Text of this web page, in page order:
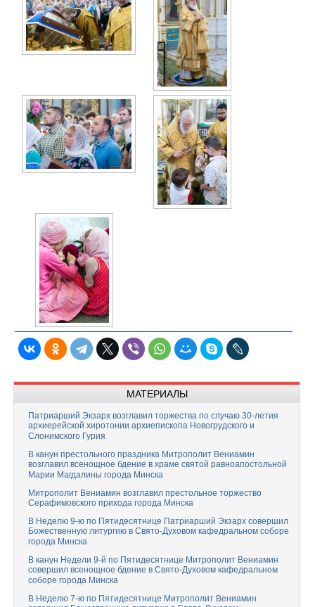
МАТЕРИАЛЫ
Патриарший Экзарх возглавил торжества по случаю 30-летия
архиерейской хиротонии архиепископа Новогрудского и
Слонимского Гурия
В канун престольного праздника Митрополит Вениамин
возглавил всенощное бдение в храме святой равноапостольной
Марии Магдалины города Минска
Митрополит Вениамин возглавил престольное торжество
Серафимовского прихода города Минска
В Неделю 9-ю по Пятидесятнице Патриарший Экзарх совершил
Божественную литургию в Свято-Духовом кафедральном соборе
города Минска
В канун Недели 9-й по Пятидесятнице Митрополит Вениамин
совершил всенощное бдение в Свято-Духовом кафедральном
соборе города Минска
В Неделю 7-ю по Пятидесятнице Митрополит Вениамин